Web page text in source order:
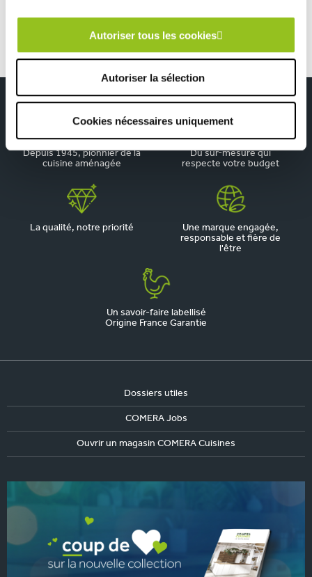
Autoriser tous les cookies
Autoriser la sélection
Cookies nécessaires uniquement
Depuis 1945, pionnier de la
cuisine aménagée
Du sur-mesure qui
respecte votre budget
La qualité, notre priorité
Une marque engagée,
responsable et fière de
l'être
Un savoir-faire labellisé
Origine France Garantie
Dossiers utiles
COMERA Jobs
Ouvrir un magasin COMERA Cuisines